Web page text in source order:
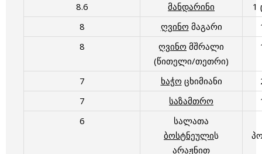
8.6 მანდარინი
1
8
ღვინო მაგარი
8
ღვინო მშრალი
(წითელი/თეთრი)
7 ხაჭო ცხიმიანი
7
საზამთრო
6
სალათა
ბოსტნეულის
არაჟნით